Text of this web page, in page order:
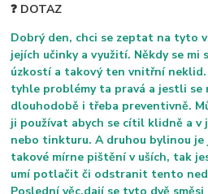
❓ DOTAZ
Dobrý den, chci se zeptat na tyto
jejích učinky a využití. Někdy se mi
úzkostí a takový ten vnitřní neklid.
tyhle problémy ta pravá a jestli se
dlouhodobě i třeba preventivně.
ji používat abych se cítil klidně a
nebo tinkturu. A druhou bylinou je
takové mírne pištění v uších, tak
umí potlačit či odstranit tento